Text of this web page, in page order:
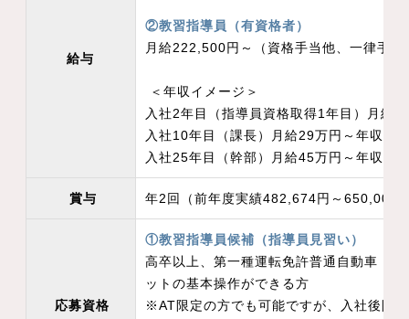
給与
②教習指導員（有資格者）
月給222,500円～（資格手当他、一律手
＜年収イメージ＞
入社2年目（指導員資格取得1年目）月給
入社10年目（課長）月給29万円～年収約
入社25年目（幹部）月給45万円～年収約
賞与 年2回（前年度実績482,674円～650,000
応募資格
①教習指導員候補（指導員見習い）
高卒以上、第一種運転免許普通自動車（
ットの基本操作ができる方
※AT限定の方でも可能ですが、入社後限